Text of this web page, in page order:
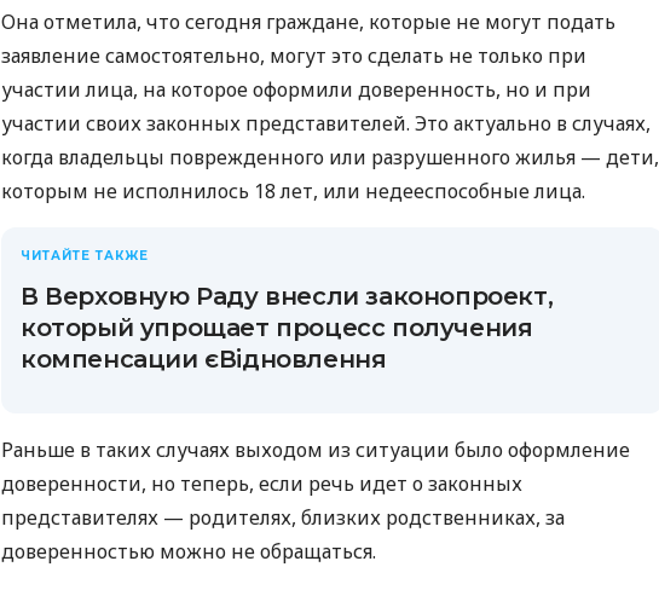
Она отметила, что сегодня граждане, которые не могут подать
заявление самостоятельно, могут это сделать не только при
участии лица, на которое оформили доверенность, но и при
участии своих законных представителей. Это актуально в случаях,
когда владельцы поврежденного или разрушенного жилья — дети,
которым не исполнилось 18 лет, или недееспособные лица.
ЧИТАЙТЕ ТАКЖЕ
В Верховную Раду внесли законопроект,
который упрощает процесс получения
компенсации єВідновлення
Раньше в таких случаях выходом из ситуации было оформление
доверенности, но теперь, если речь идет о законных
представителях — родителях, близких родственниках, за
доверенностью можно не обращаться.